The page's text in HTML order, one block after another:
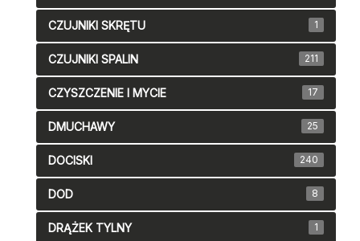
CZUJNIKI SKRĘTU 1
CZUJNIKI SPALIN 211
CZYSZCZENIE I MYCIE 17
DMUCHAWY 25
DOCISKI 240
DOD 8
DRĄŻEK TYLNY 1